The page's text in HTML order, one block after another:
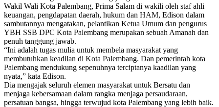
Wakil Wali Kota Palembang, Prima Salam di wakili oleh staf ahli
keuangan, pengdapatan daerah, hukum dan HAM, Edison dalam
sambutannya mengatakan, pelantikan Ketua Umum dan pengurus
YBH SSB DPC Kota Palembang merupakan sebuah Amanah dan
penuh tanggung jawab.
“Ini adalah tugas mulia untuk membela masyarakat yang
membutuhkan keadilan di Kota Palembang. Dan pemerintah kota
Palembang mendukung sepenuhnya terciptanya kaadilan yang
nyata,” kata Edison.
Dia mengajak seluruh elemen masyarakat untuk Bersatu dan
menjaga kebersamaan dalam rangka menjaga persaudaraan,
persatuan bangsa, hingga terwujud kota Palembang yang lebih baik.